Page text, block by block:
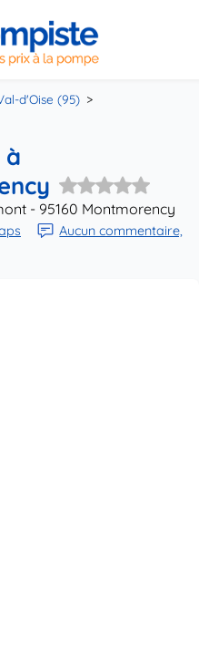
d'Oise (95)
à
- 95160 Montmorency
Aucun commentaire,